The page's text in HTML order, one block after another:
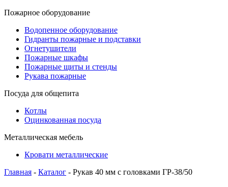
Пожарное оборудование
Водопенное оборудование
Гидранты пожарные и подставки
Огнетушители
Пожарные шкафы
Пожарные щиты и стенды
Рукава пожарные
Посуда для общепита
Котлы
Оцинкованная посуда
Металлическая мебель
Кровати металлические
Главная - Каталог - Рукав 40 мм с головками ГР-38/50